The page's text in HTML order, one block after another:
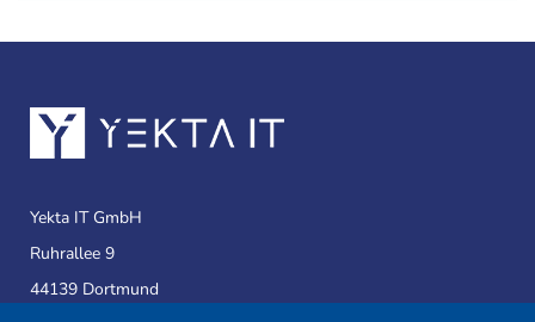
Yekta IT GmbH
Ruhrallee 9
44139 Dortmund